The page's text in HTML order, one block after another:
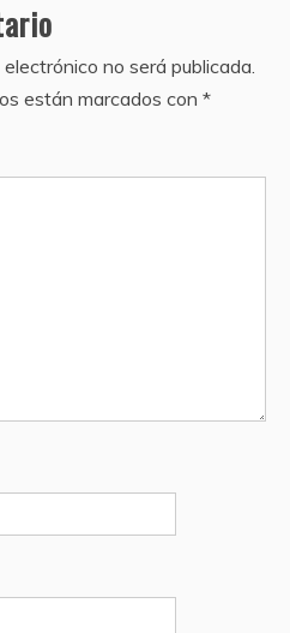
no será publicada.
están marcados con *